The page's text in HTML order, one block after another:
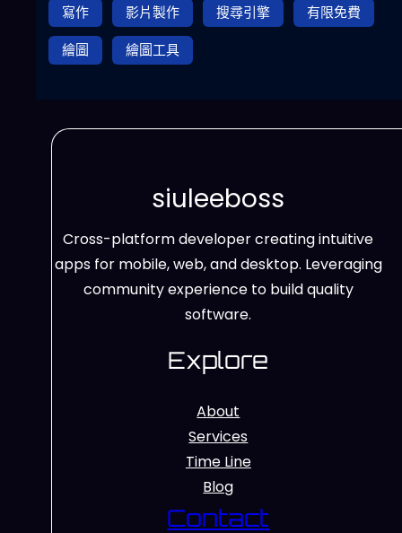
寫作
影片製作 搜尋引擎
有限免費
繪圖
繪圖工具
siuleeboss
Cross-platform developer creating intuitive
apps for mobile, web, and desktop. Leveraging
community experience to build quality
software.
Explore
About
Services
Time Line
Blog
Contact